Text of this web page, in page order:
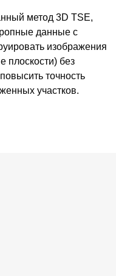
метод 3D TSE,
данные с
изображения
плоскости) без
точность
участков.